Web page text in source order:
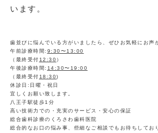
います。
歯並びに悩んでいる方がいましたら、ぜひお気軽にお声
午前診療時間: 9:30〜13:00
（最終受付 12:30）
午後診療時間: 14:30〜19:00
（最終受付 18:30)
休診日:日曜・祝日
宜しくお願い致します。
八王子駅徒歩1分
高い技術力での・充実のサービス・安心の保証
総合歯科診療のくろさわ歯科医院
総合的なお口の悩み事、些細なご相談でもお待ちしてお